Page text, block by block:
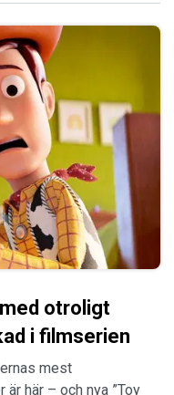
med otroligt
i filmserien
mest
här – och nya ”Toy